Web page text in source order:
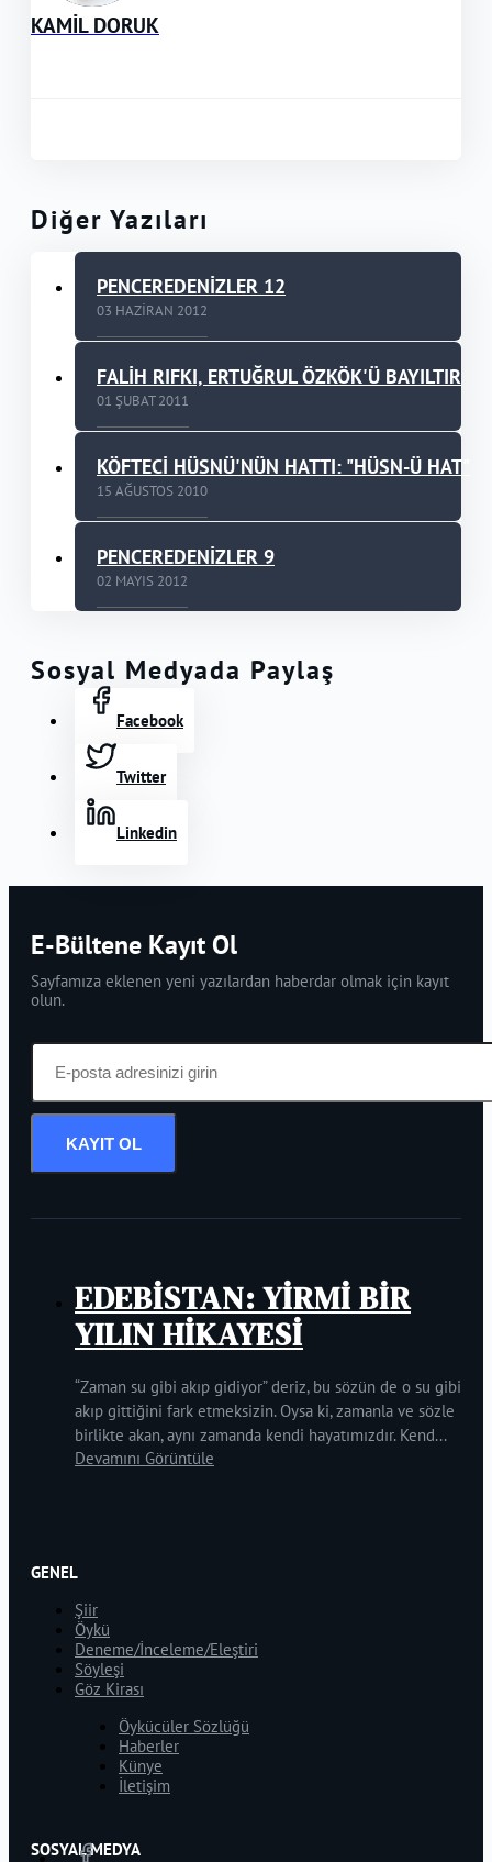
KAMİL DORUK
Diğer Yazıları
PENCEREDENİZLER 12
03 HAZIRAN 2012
FALİH RIFKI, ERTUĞRUL ÖZKÖK'Ü BAYILTIR
01 ŞUBAT 2011
KÖFTECİ HÜSNÜ'NÜN HATTI: "HÜSN-Ü HAT"
15 AĞUSTOS 2010
PENCEREDENİZLER 9
02 MAYIS 2012
Sosyal Medyada Paylaş
Facebook
Twitter
Linkedin
E-Bültene Kayıt Ol
Sayfamıza eklenen yeni yazılardan haberdar olmak için kayıt
olun.
KAYIT OL
EDEBİSTAN: YİRMİ BİR
YILIN HİKAYESİ
“Zaman su gibi akıp gidiyor” deriz, bu sözün de o su gibi
akıp gittiğini fark etmeksizin. Oysa ki, zamanla ve sözle
birlikte akan, aynı zamanda kendi hayatımızdır. Kend...
Devamını Görüntüle
GENEL
Şiir
Öykü
Deneme/İnceleme/Eleştiri
Söyleşi
Göz Kirası
Öykücüler Sözlüğü
Haberler
Künye
İletişim
SOSYAL MEDYA